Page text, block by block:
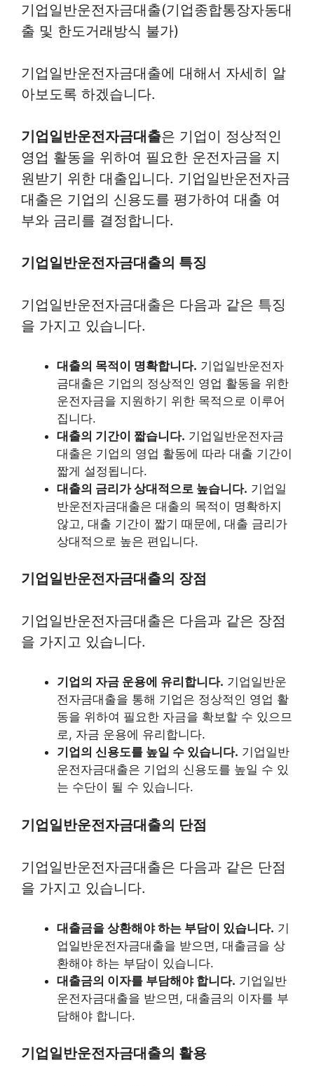
기업일반운전자금대출(기업종합통장자동대
출 및 한도거래방식 불가)
기업일반운전자금대출에 대해서 자세히 알
아보도록 하겠습니다.
기업일반운전자금대출은 기업이 정상적인
영업 활동을 위하여 필요한 운전자금을 지
원받기 위한 대출입니다. 기업일반운전자금
대출은 기업의 신용도를 평가하여 대출 여
부와 금리를 결정합니다.
기업일반운전자금대출의 특징
기업일반운전자금대출은 다음과 같은 특징
을 가지고 있습니다.
대출의 목적이 명확합니다. 기업일반운전자
금대출은 기업의 정상적인 영업 활동을 위한
운전자금을 지원하기 위한 목적으로 이루어
집니다.
대출의 기간이 짧습니다. 기업일반운전자금
대출은 기업의 영업 활동에 따라 대출 기간이
짧게 설정됩니다.
대출의 금리가 상대적으로 높습니다. 기업일
반운전자금대출은 대출의 목적이 명확하지
않고, 대출 기간이 짧기 때문에, 대출 금리가
상대적으로 높은 편입니다.
기업일반운전자금대출의 장점
기업일반운전자금대출은 다음과 같은 장점
을 가지고 있습니다.
기업의 자금 운용에 유리합니다. 기업일반운
전자금대출을 통해 기업은 정상적인 영업 활
동을 위하여 필요한 자금을 확보할 수 있으므
로, 자금 운용에 유리합니다.
기업의 신용도를 높일 수 있습니다. 기업일반
운전자금대출은 기업의 신용도를 높일 수 있
는 수단이 될 수 있습니다.
기업일반운전자금대출의 단점
기업일반운전자금대출은 다음과 같은 단점
을 가지고 있습니다.
대출금을 상환해야 하는 부담이 있습니다. 기
업일반운전자금대출을 받으면, 대출금을 상
환해야 하는 부담이 있습니다.
대출금의 이자를 부담해야 합니다. 기업일반
운전자금대출을 받으면, 대출금의 이자를 부
담해야 합니다.
기업일반운전자금대출의 활용